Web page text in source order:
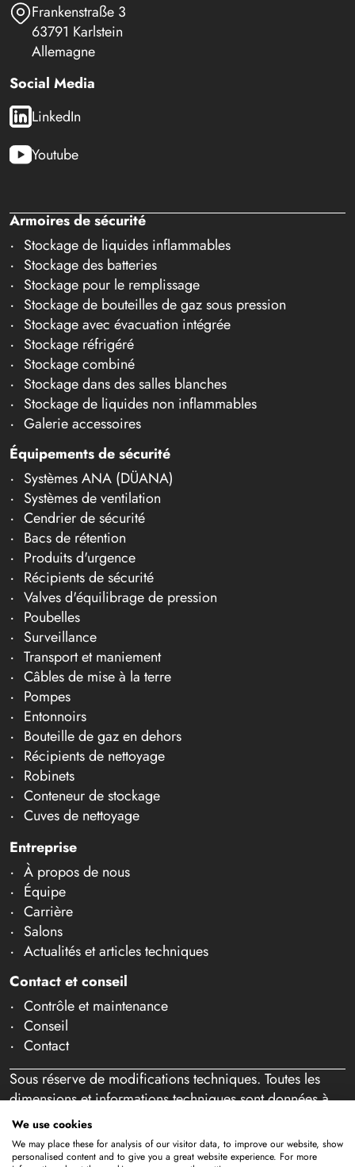
Frankenstraße 3
63791 Karlstein
Allemagne
Social Media
LinkedIn
Youtube
Armoires de sécurité
Stockage de liquides inflammables
Stockage des batteries
Stockage pour le remplissage
Stockage de bouteilles de gaz sous pression
Stockage avec évacuation intégrée
Stockage réfrigéré
Stockage combiné
Stockage dans des salles blanches
Stockage de liquides non inflammables
Galerie accessoires
Équipements de sécurité
Systèmes ANA (DÜANA)
Systèmes de ventilation
Cendrier de sécurité
Bacs de rétention
Produits d'urgence
Récipients de sécurité
Valves d'équilibrage de pression
Poubelles
Surveillance
Transport et maniement
Câbles de mise à la terre
Pompes
Entonnoirs
Bouteille de gaz en dehors
Récipients de nettoyage
Robinets
Conteneur de stockage
Cuves de nettoyage
Entreprise
À propos de nous
Équipe
Carrière
Salons
Actualités et articles techniques
Contact et conseil
Contrôle et maintenance
Conseil
Contact
Sous réserve de modifications techniques. Toutes les
dimensions et informations techniques sont données à
titre indicatif. Sous réserve d'erreurs et de fautes de
frappe. Notre offre s'adresse exclusivement aux
professionnels au sens de l'article 14 BGB. Aucune vente
We use cookies
We may place these for analysis of our visitor data, to improve our website, show
personalised content and to give you a great website experience. For more